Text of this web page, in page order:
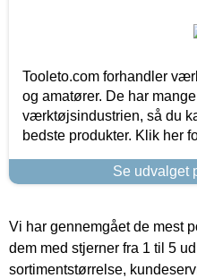
Tooleto.com forhandler
og amatører. De har
værktøjsindustrien, så du
bedste produkter. Klik her
Se udvalget
Vi har gennemgået de mest
dem med stjerner fra 1 til 5
sortimentstørrelse,